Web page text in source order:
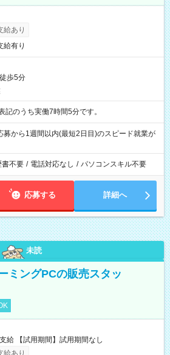
給あり
給有り
歩5分
～17:00 ※表記のうち実働7時間5分です。
募から1週間以内(最短2日目)のスピード就業が
書不要 / 電話対応なし / パソコンスキル不要
応募する 詳細へ
未読
ミングPCの販売スタッ
通勤交通費全額支給 【試用期間】試用期間なし
給あり